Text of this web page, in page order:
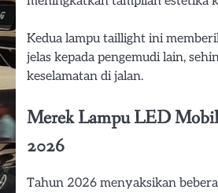
Kedua lampu taillight ini
jelas kepada pengemudi lain,
keselamatan di jalan.
Merek Lampu LED
2026
Tahun 2026 menyaksikan